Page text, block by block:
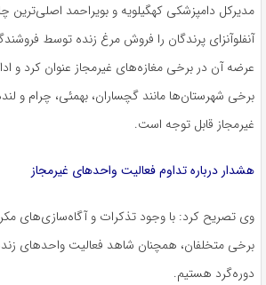
مدیرکل دامپزشکی کهگیلویه و بویراحمد
آنفلوآنزای پرندگان را فروش مرغ زنده توسط
عرضه آن در برخی مغازه‌های غیرمجاز عنوان کرد و
برخی شهرستان‌ها مانند گچساران، بهمئی، چرام و
غیرمجاز قابل توجه است.
هشدار درباره تداوم فعالیت واحدهای غیرمجاز
وی تصریح کرد: با وجود تذکرات و آگاه‌سازی‌های
برخی متخلفان، همچنان شاهد فعالیت واحدهای
دوره‌گرد هستیم.